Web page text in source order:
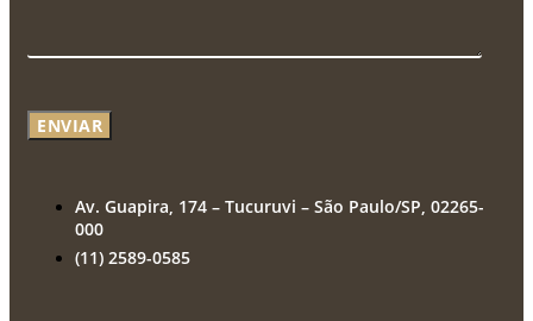
ENVIAR
Av. Guapira, 174 – Tucuruvi – São Paulo/SP, 02265-
000
(11) 2589-0585